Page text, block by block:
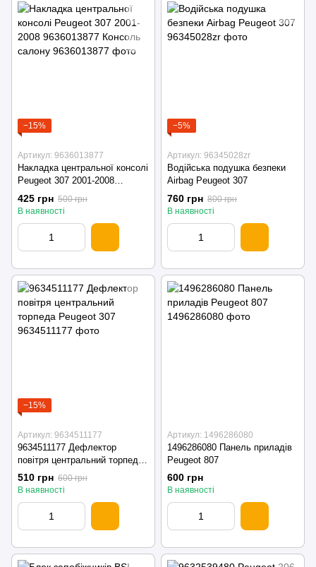
−15%
Артикул: 9636013877
Накладка центральної консолі
Peugeot 307 2001-2008
9636013877 Консоль салону
425 грн 500 грн
В наявності
−5%
Артикул: 96345028zr
Водійська подушка безпеки
Airbag Peugeot 307
760 грн 800 грн
В наявності
−15%
Артикул: 9634511177
9634511177 Дефлектор
повітря центральний торпеда
Peugeot 307
510 грн 600 грн
В наявності
Артикул: 1496286080
1496286080 Панель приладів
Peugeot 807
600 грн
В наявності